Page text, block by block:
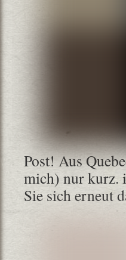
Post! Aus
mich) nur kurz.
Sie sich erneut